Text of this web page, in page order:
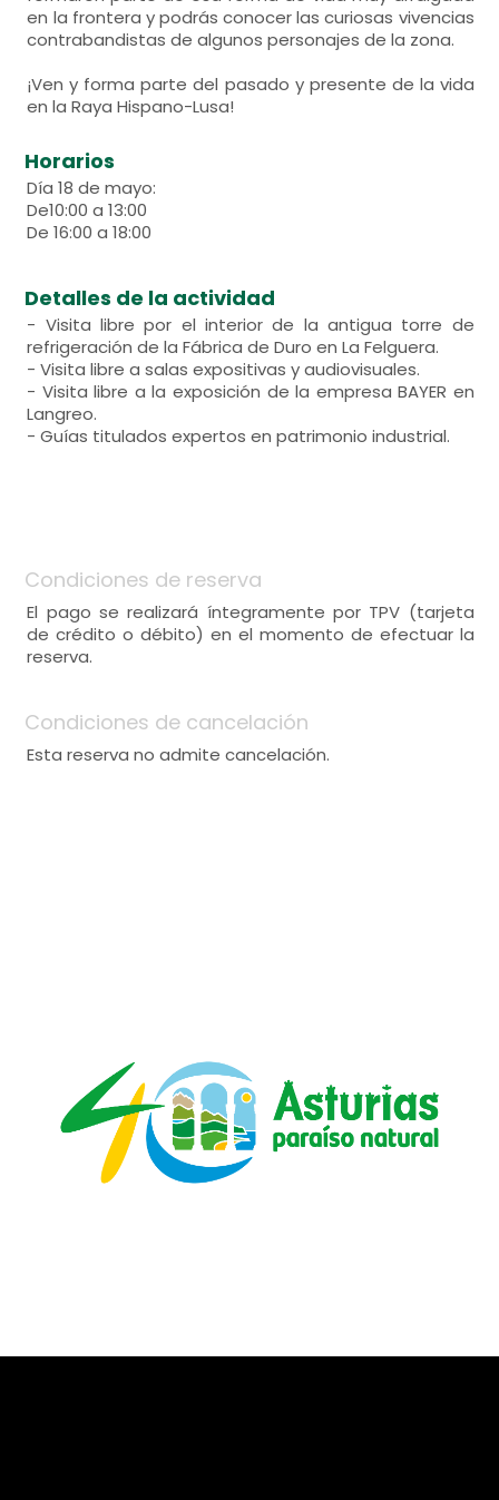
en la frontera y podrás conocer las curiosas vivencias
contrabandistas de algunos personajes de la zona.
¡Ven y forma parte del pasado y presente de la vida
en la Raya Hispano-Lusa!
Horarios
Día 18 de mayo:
De10:00 a 13:00
De 16:00 a 18:00
Detalles de la actividad
- Visita libre por el interior de la antigua torre de
refrigeración de la Fábrica de Duro en La Felguera.
- Visita libre a salas expositivas y audiovisuales.
- Visita libre a la exposición de la empresa BAYER en
Langreo.
- Guías titulados expertos en patrimonio industrial.
Condiciones de reserva
El pago se realizará íntegramente por TPV (tarjeta
de crédito o débito) en el momento de efectuar la
reserva.
Condiciones de cancelación
Esta reserva no admite cancelación.